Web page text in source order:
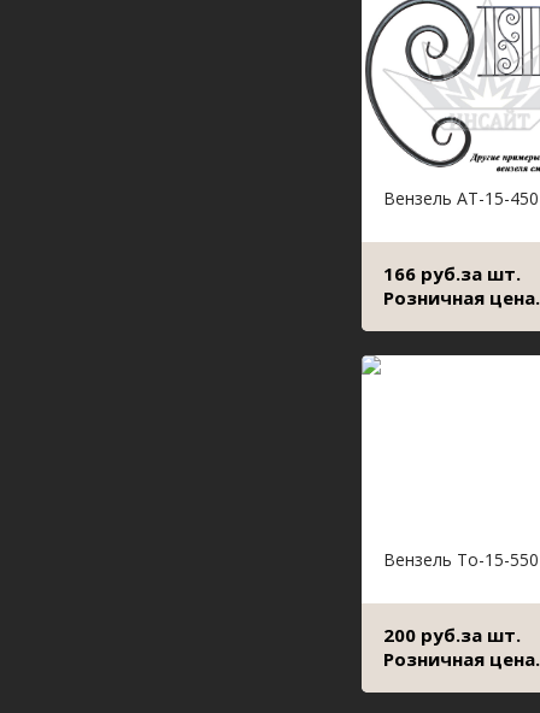
Вензель АТ-15-
166 руб.за шт.
Розничная цена.
Вензель То-15-
200 руб.за шт.
Розничная цена.